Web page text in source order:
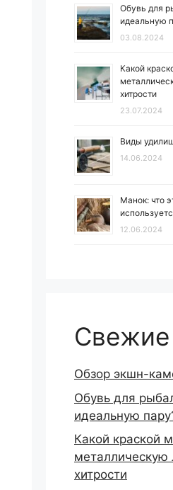
Обувь для
идеальную
03.08.2024
Какой
хитрости
23.07.2024
Виды
14.06.2024
Манок: что
12.06.2024
Свежие
Обзор экшн-
Обувь для
идеальную
Какой краской
металлическую
хитрости